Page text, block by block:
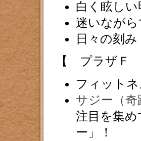
白く眩し
迷いなが
日々の刻
【 プラザＦ
フィットネ
サジー（
注目を集
ー」！